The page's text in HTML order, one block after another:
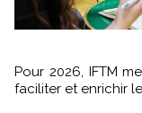
Pour 2026, IFTM met en place plusieurs nouveautés pour
faciliter et enrichir